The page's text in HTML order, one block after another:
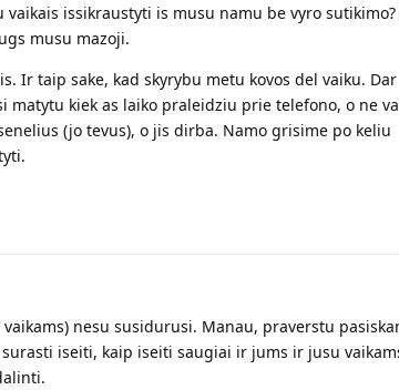
issikraustyti is musu namu be vyro sutikimo?
musu mazoji.
Ir taip sake, kad skyrybu metu kovos del vaiku. Dar
kiek as laiko praleidziu prie telefono, o ne
(jo tevus), o jis dirba. Namo grisime po keliu
nesu susidurusi. Manau, praverstu
iseiti, kaip iseiti saugiai ir jums ir jusu